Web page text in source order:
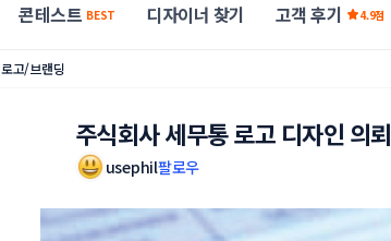
콘테스트 BEST 디자이너 찾기 고객 후기 4.9점
로고/브랜딩
주식회사 세무통 로고 디자인 의뢰
usephil팔로우